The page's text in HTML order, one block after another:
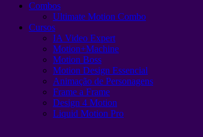
Combos
Ultimate Motion Combo
Cursos
IA Video Expert
Motion+Machine
Motion Boss
Motion Design Essencial
Animação de Personagens
Frame a Frame
Design 4 Motion
Liquid Motion Pro